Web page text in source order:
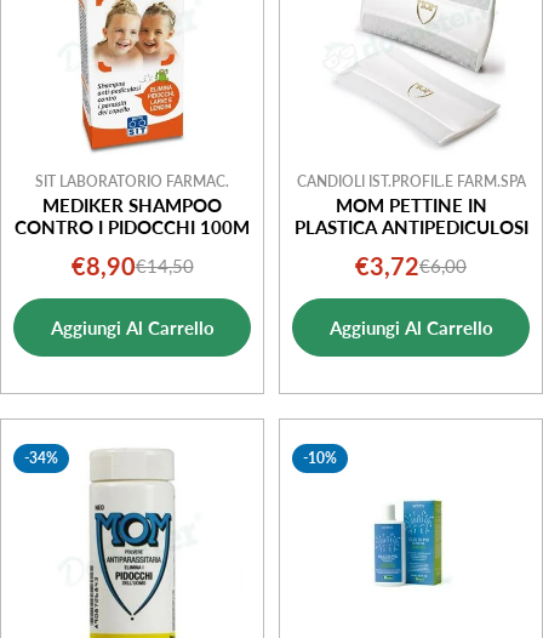
SIT LABORATORIO FARMAC.
MEDIKER SHAMPOO
CONTRO I PIDOCCHI 100M
Prezzo
di
vendita
€8,90Prezzo
normale
€14,50
Aggiungi Al Carrello
CANDIOLI IST.PROFIL.E FARM.SPA
MOM PETTINE IN
PLASTICA ANTIPEDICULOSI
Prezzo
di
vendita
€3,72Prezzo
normale
€6,00
Aggiungi Al Carrello
-34% -10%